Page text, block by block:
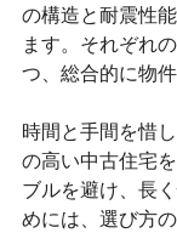
の構造と耐震性
ます。それぞれ
つ、総合的に物
時間と手間を惜
の高い中古住宅
ブルを避け、長
めには、選び方